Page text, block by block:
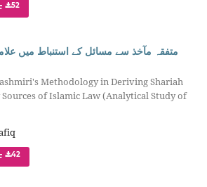
52
متفقہ مآخذ سے مسائل کے استنباط میں
Methodology in Deriving Shariah
of Islamic Law (Analytical Study of
42